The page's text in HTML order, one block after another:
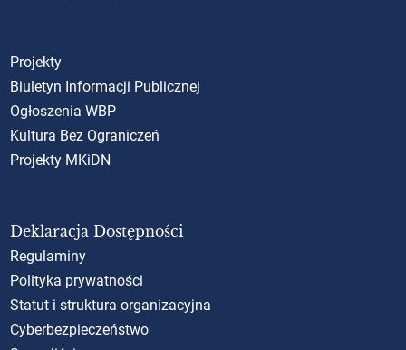
Projekty
Biuletyn Informacji Publicznej
Ogłoszenia WBP
Kultura Bez Ograniczeń
Projekty MKiDN
Deklaracja Dostępności
Regulaminy
Polityka prywatności
Statut i struktura organizacyjna
Cyberbezpieczeństwo